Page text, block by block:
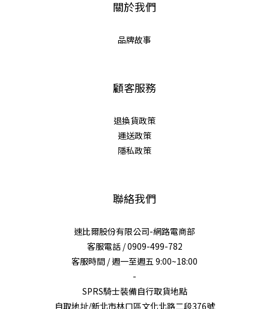
關於我們
品牌故事
顧客服務
退換貨政策
運送政策
隱私政策
聯絡我們
速比爾股份有限公司-網路電商部
客服電話 / 0909-499-782
客服時間 / 週一至週五 9:00~18:00
-
SPRS騎士裝備自行取貨地點
自取地址/新北市林口區文化北路二段376號